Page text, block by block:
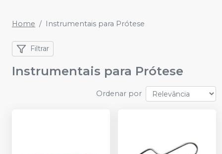
Home Instrumentais para Prótese
Filtrar
Instrumentais para Prótese
Ordenar por